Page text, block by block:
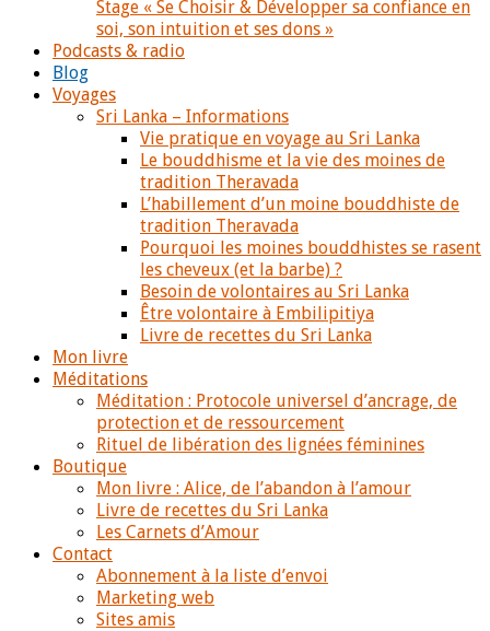
Stage « Se Choisir & Développer sa confiance en
soi, son intuition et ses dons »
Podcasts & radio
Blog
Voyages
Sri Lanka – Informations
Vie pratique en voyage au Sri Lanka
Le bouddhisme et la vie des moines de
tradition Theravada
L’habillement d’un moine bouddhiste de
tradition Theravada
Pourquoi les moines bouddhistes se rasent
les cheveux (et la barbe) ?
Besoin de volontaires au Sri Lanka
Être volontaire à Embilipitiya
Livre de recettes du Sri Lanka
Mon livre
Méditations
Méditation : Protocole universel d’ancrage, de
protection et de ressourcement
Rituel de libération des lignées féminines
Boutique
Mon livre : Alice, de l’abandon à l’amour
Livre de recettes du Sri Lanka
Les Carnets d’Amour
Contact
Abonnement à la liste d’envoi
Marketing web
Sites amis